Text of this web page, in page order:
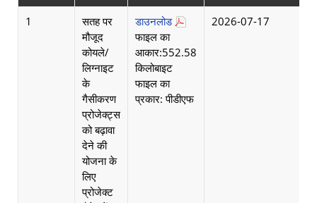
1
सतह पर
मौजूद
कोयले/
लिग्नाइट
के
गैसीकरण
प्रोजेक्ट्स
को बढ़ावा
देने की
योजना के
लिए
प्रोजेक्ट
डाउनलोड
फाइल का
आकार:552.58
किलोबाइट
फाइल का
प्रकार: पीडीएफ
2026-07-17